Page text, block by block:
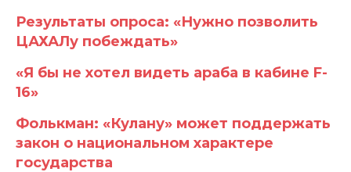
Результаты опроса: «Нужно позволить
ЦАХАЛу побеждать»
«Я бы не хотел видеть араба в кабине F-
16»
Фолькман: «Кулану» может поддержать
закон о национальном характере
государства